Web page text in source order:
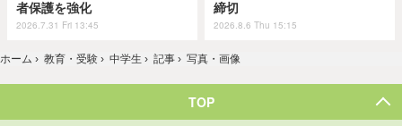
者保護を強化
2026.7.31 Fri 13:45
締切
2026.8.6 Thu 15:15
ホーム › 教育・受験 › 中学生 › 記事 › 写真・画像
TOP